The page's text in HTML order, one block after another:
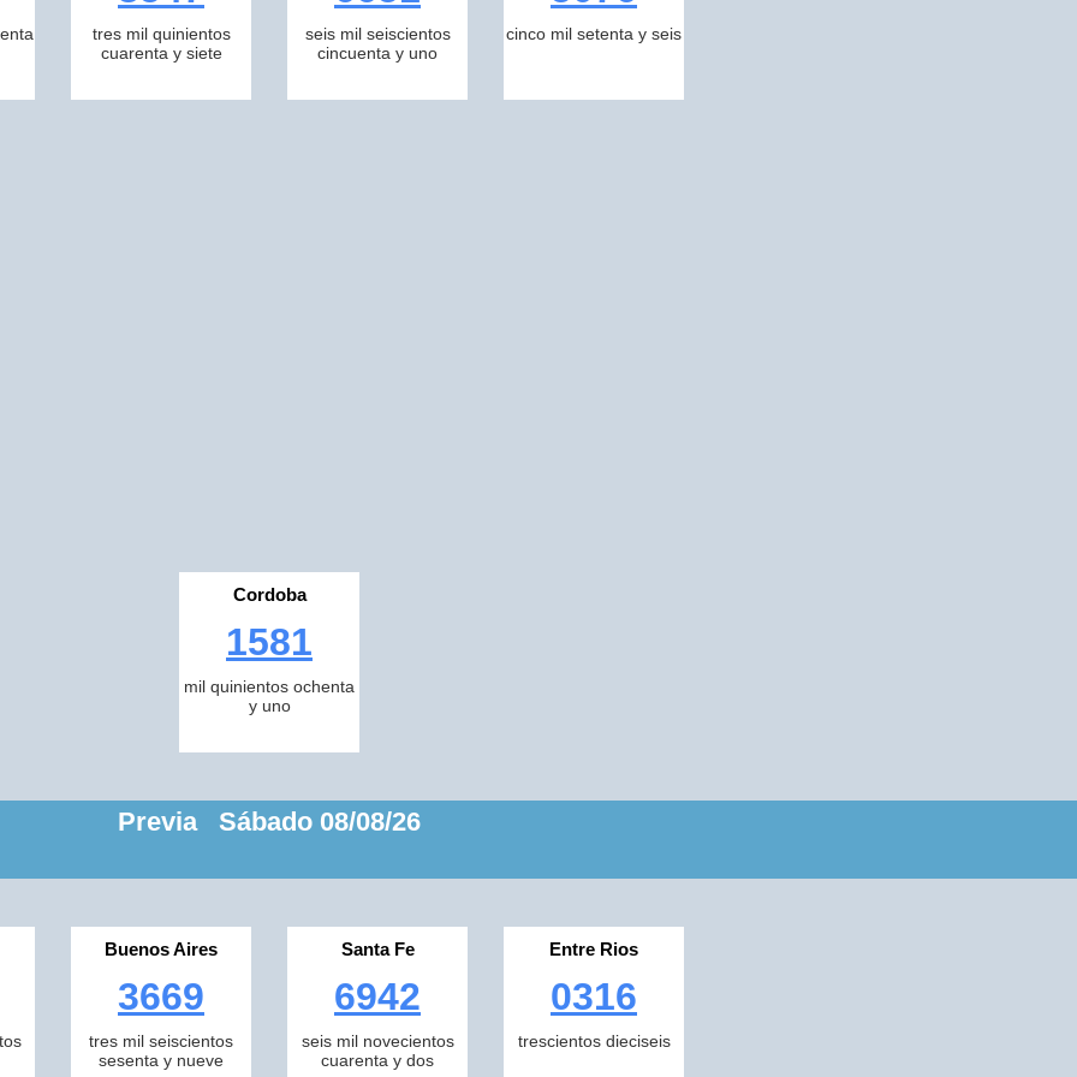
tres mil quinientos
cuarenta y siete
seis mil seiscientos
cincuenta y uno
cinco mil setenta y seis
Cordoba
1581
mil quinientos ochenta
y uno
Previa Sábado 08/08/26
Buenos Aires
3669
tres mil seiscientos
sesenta y nueve
Santa Fe
6942
seis mil novecientos
cuarenta y dos
Entre Rios
0316
trescientos dieciseis